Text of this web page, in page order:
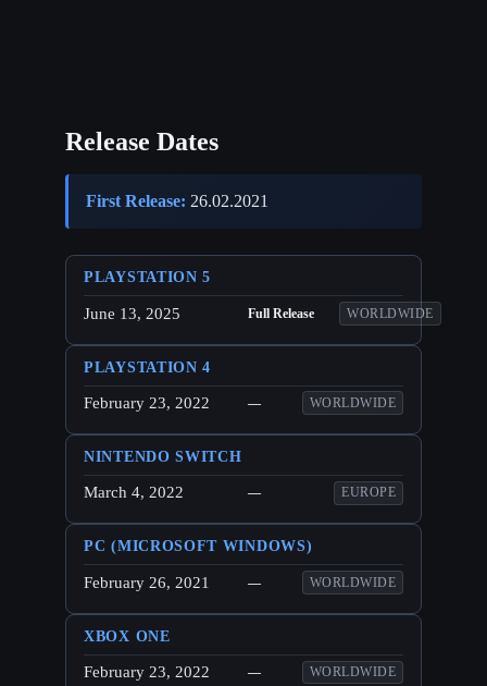
Release Dates
First Release: 26.02.2021
PLAYSTATION 5
June 13, 2025 Full Release WORLDWIDE
PLAYSTATION 4
February 23, 2022 — WORLDWIDE
NINTENDO SWITCH
March 4, 2022 — EUROPE
PC (MICROSOFT WINDOWS)
February 26, 2021 — WORLDWIDE
XBOX ONE
February 23, 2022 — WORLDWIDE